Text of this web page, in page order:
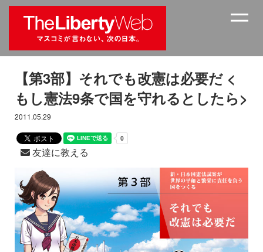
【第3部】それでも改憲は必要だ <
もし憲法9条で国を守れるとしたら>
2011.05.29
友達に教える